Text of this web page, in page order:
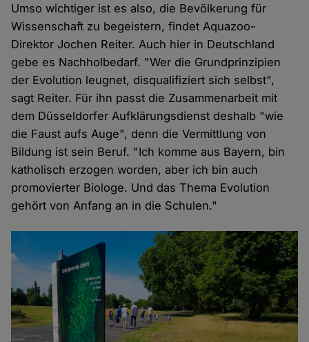
Umso wichtiger ist es also, die Bevölkerung für
Wissenschaft zu begeistern, findet Aquazoo-
Direktor Jochen Reiter. Auch hier in Deutschland
gebe es Nachholbedarf. "Wer die Grundprinzipien
der Evolution leugnet, disqualifiziert sich selbst",
sagt Reiter. Für ihn passt die Zusammenarbeit mit
dem Düsseldorfer Aufklärungsdienst deshalb "wie
die Faust aufs Auge", denn die Vermittlung von
Bildung ist sein Beruf. "Ich komme aus Bayern, bin
katholisch erzogen worden, aber ich bin auch
promovierter Biologe. Und das Thema Evolution
gehört von Anfang an in die Schulen."